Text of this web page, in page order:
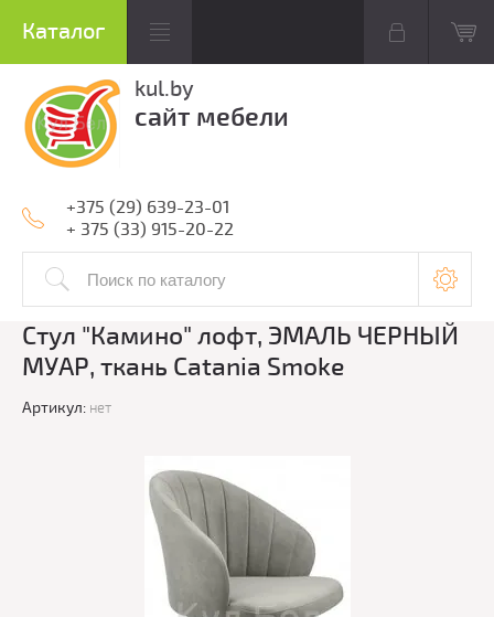
kul.by
сайт мебели
+375 (29) 639-23-01
+ 375 (33) 915-20-22
Стул "Камино" лофт, ЭМАЛЬ ЧЕРНЫЙ
МУАР, ткань Catania Smoke
Артикул: нет